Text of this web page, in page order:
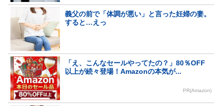
義父の前で「体調が悪い」と言った妊婦の妻。
すると…えっ
「え、こんなセールやってたの？」80％OFF
以上が続々登場！Amazonの本気が...
PR(Amazon)